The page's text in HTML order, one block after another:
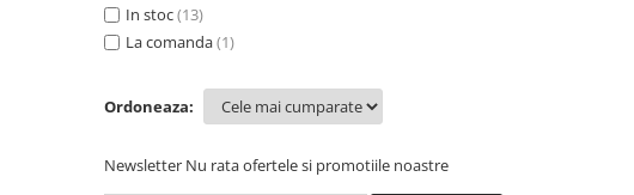
Mese gradinita
Set mese si scaune gradinita
Mobila camera copii
In stoc(13)
La comanda(1)
Ordoneaza:
Newsletter Nu rata ofertele si promotiile noastre